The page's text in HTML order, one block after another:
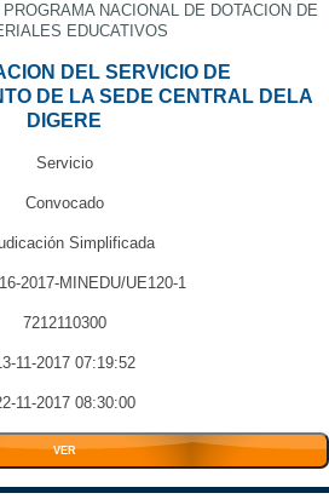
NACIONAL DE DOTACION DE
EDUCATIVOS
DEL SERVICIO DE
DE LA SEDE CENTRAL DELA
DIGERE
Servicio
Convocado
Simplificada
2017-MINEDU/UE120-1
7212110300
11-2017 07:19:52
11-2017 08:30:00
VER